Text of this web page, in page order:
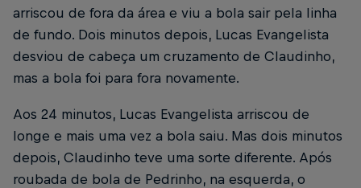
arriscou de fora da área e viu a bola sair pela linha
de fundo. Dois minutos depois, Lucas Evangelista
desviou de cabeça um cruzamento de Claudinho,
mas a bola foi para fora novamente.
Aos 24 minutos, Lucas Evangelista arriscou de
longe e mais uma vez a bola saiu. Mas dois minutos
depois, Claudinho teve uma sorte diferente. Após
roubada de bola de Pedrinho, na esquerda, o